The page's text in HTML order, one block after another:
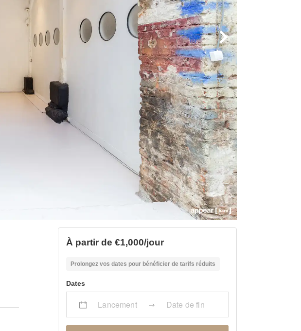
À partir de €1,000/jour
Prolongez vos dates pour bénéficier de tarifs réduits
Dates
Lancement Date de fin